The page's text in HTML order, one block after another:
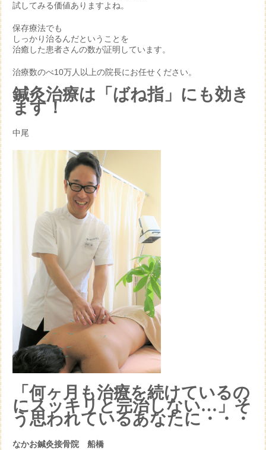
試してみる価値ありますよね。
保存療法でも
しっかり治るんだということを
治癒した患者さんの数が証明しています。
治療数のべ10万人以上の院長にお任せください。
鍼灸治療は「ばね指」にも効き
ます！
中尾
「何ヶ月も治療を続けているの
にスッキリと完治しない…」そ
う思われているあなたに・・・
なかお鍼灸接骨院 船橋